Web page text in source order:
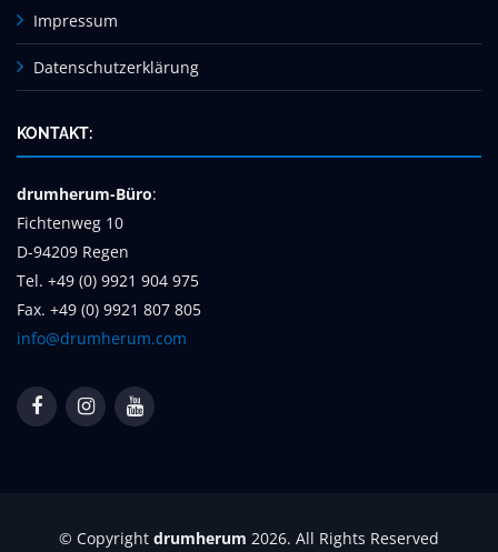
Impressum
Datenschutzerklärung
KONTAKT:
drumherum-Büro:
Fichtenweg 10
D-94209 Regen
Tel. +49 (0) 9921 904 975
Fax. +49 (0) 9921 807 805
info@drumherum.com
© Copyright drumherum 2026. All Rights Reserved